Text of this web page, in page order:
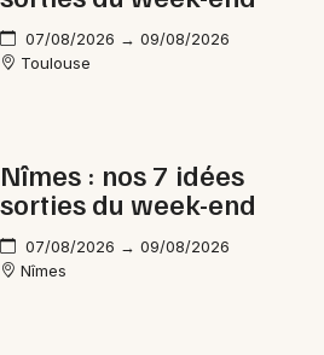
07/08/2026 → 09/08/2026
Toulouse
Nîmes : nos 7 idées
sorties du week-end
07/08/2026 → 09/08/2026
Nîmes